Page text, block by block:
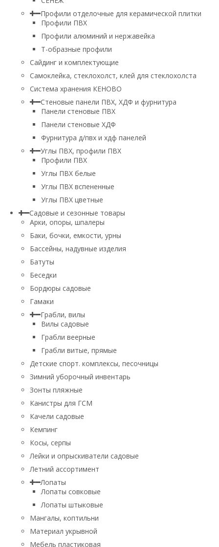
Профили отделочные для керамической плитки
Профили ПВХ
Профили алюминий и нержавейка
Т-образные профили
Сайдинг и комплектующие
Самоклейка, стеклохолст, клей для стеклохолста
Система хранения КЕНОВО
Стеновые панели ПВХ, ХДФ и фурнитура
Панели стеновые ПВХ
Панели стеновые ХДФ
Фурнитура д/пвх и хдф панелей
Углы ПВХ, профили ПВХ
Профили ПВХ
Углы ПВХ белые
Углы ПВХ вспененные
Углы ПВХ цветные
Садовые и сезонные товары
Арки, опоры, шпалеры
Баки, бочки, емкости, урны
Бассейны, надувные изделия
Батуты
Беседки
Бордюры садовые
Гамаки
Грабли, вилы
Вилы садовые
Грабли веерные
Грабли витые, прямые
Детские спорт. комплексы, песочницы
Зимний уборочный инвентарь
Зонты пляжные
Канистры для ГСМ
Качели садовые
Кемпинг
Косы, серпы
Лейки и опрыскиватели садовые
Летний ассортимент
Лопаты
Лопаты совковые
Лопаты штыковые
Мангалы, коптильни
Материал укрывной
Мебель пластиковая